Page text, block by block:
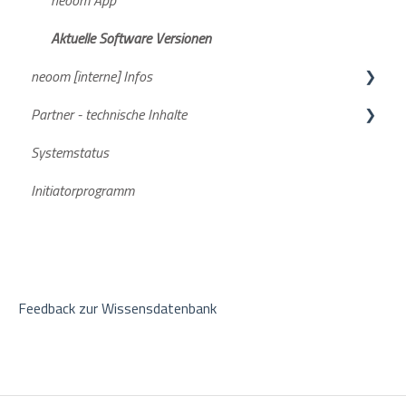
Aktuelle Software Versionen
neoom [interne] Infos
FAQs
Partner - technische Inhalte
Stromspeicher
Systemstatus
Initiatorprogramm
Feedback zur Wissensdatenbank